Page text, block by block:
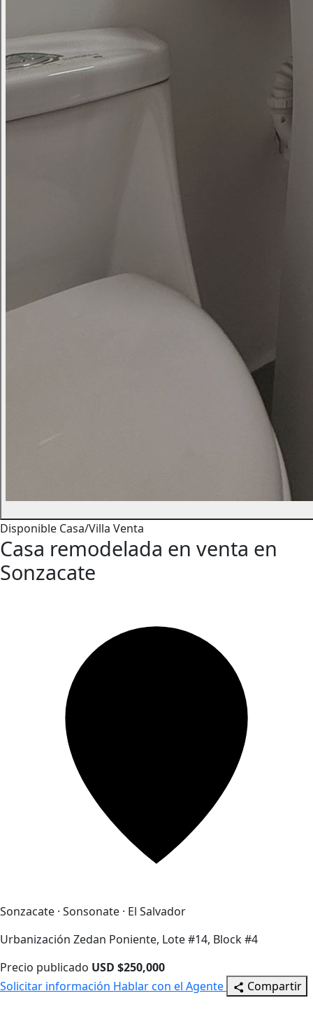
Disponible Casa/Villa Venta
Casa remodelada en venta en
Sonzacate
Sonzacate · Sonsonate · El Salvador
Urbanización Zedan Poniente, Lote #14, Block #4
Precio publicado USD $250,000
Solicitar información Hablar con el Agente Compartir